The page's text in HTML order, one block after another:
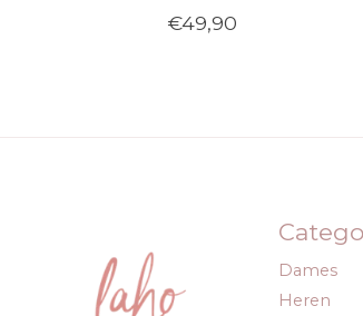
€49,90
Dames
Heren